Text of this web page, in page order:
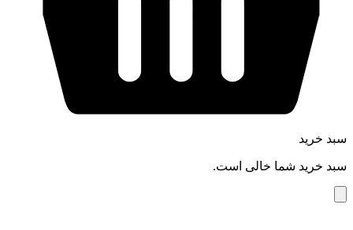
سبد خرید
سبد خرید شما خالی است.